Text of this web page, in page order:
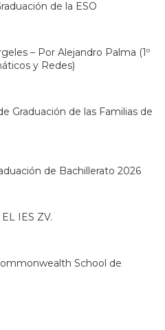
de la ESO
– Por Alejandro Palma (1º
y Redes)
Graduación de las Familias de
de Bachillerato 2026
IES ZV.
School de